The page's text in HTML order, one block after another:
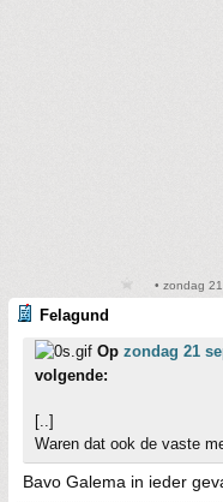
• zondag
Felagund
Op zondag 21
volgende:
[..]
Waren dat ook de vaste
Bavo Galema in ieder